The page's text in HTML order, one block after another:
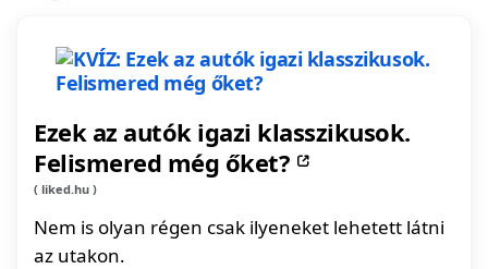
Ezek az autók igazi klasszikusok.
Felismered még őket?
liked.hu
Nem is olyan régen csak ilyeneket lehetett látni
az utakon.